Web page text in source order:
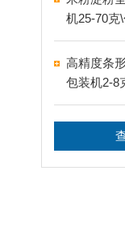
机25-70克
高精度条
包装机2-8